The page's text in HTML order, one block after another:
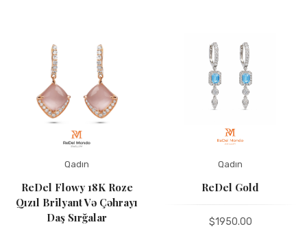
Qadın
ReDel Flowy 18K Roze
Qızıl Brilyant Və Çəhrayı
Daş Sırğalar
Qadın
ReDel Gold
$1950.00